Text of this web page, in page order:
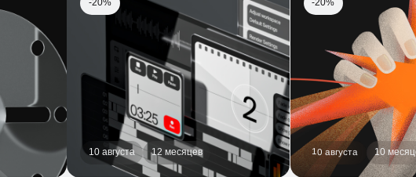
Режиссер монтажа
Получить профессию
10 августа 12 месяцев
Иллюстратор
С нуля Получить профессию
10 августа 10 месяцев